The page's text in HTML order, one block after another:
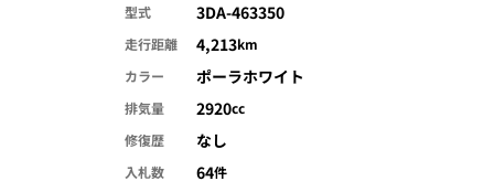
型式 3DA-463350
走行距離 4,213km
カラー
ポーラホワイト
排気量 2920cc
修復歴
なし
入札数 64件